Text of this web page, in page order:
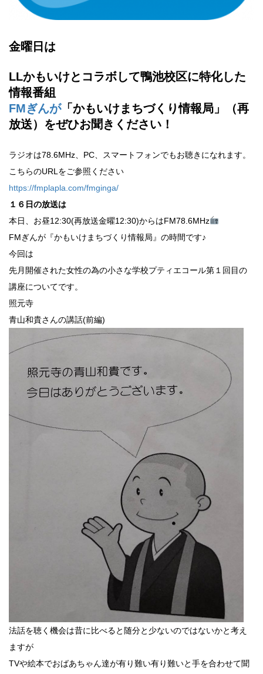
金曜日は
LLかもいけとコラボして鴨池校区に特化した
情報番組
FMぎんが「かもいけまちづくり情報局」（再
放送）をぜひお聞きください！
ラジオは78.6MHz、PC、スマートフォンでもお聴きになれます。
こちらのURLをご参照ください
https://fmplapla.com/fmginga/
１６ 日の放送は
本日、お昼12:30(再放送金曜12:30)からはFM78.6MHz
FMぎんが『かもいけまちづくり情報局』の時間です♪
今回は
先月開催された女性の為の小さな学校プティエコール第１回目の
講座についてです。
照元寺
青山和貴さんの講話(前編)
法話を聴く機会は昔に比べると随分と少ないのではないかと考え
ますが
TVや絵本でおばあちゃん達が有り難い有り難いと手を合わせて聞